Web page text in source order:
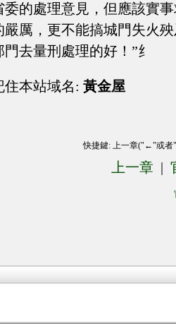
委的處理意見，但應該實
嚴厲，更不能搞城門失火
去量刑處理的好！”纟
住本站域名: 黃金屋
快捷鍵: 上一章("←"或
上一章 |